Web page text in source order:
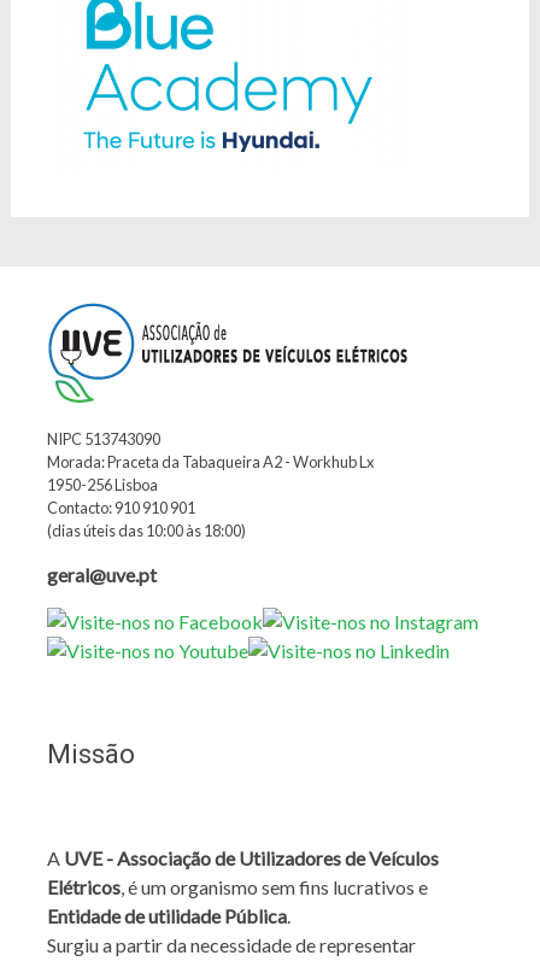
NIPC 513743090
Morada: Praceta da Tabaqueira A2 - Workhub Lx
1950-256 Lisboa
Contacto: 910 910 901
(dias úteis das 10:00 às 18:00)
geral@uve.pt
Missão
A UVE - Associação de Utilizadores de Veículos
Elétricos, é um organismo sem fins lucrativos e
Entidade de utilidade Pública.
Surgiu a partir da necessidade de representar